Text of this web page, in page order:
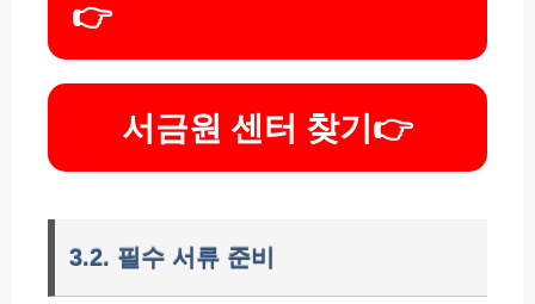
👉
서금원 센터 찾기👉
3.2. 필수 서류 준비